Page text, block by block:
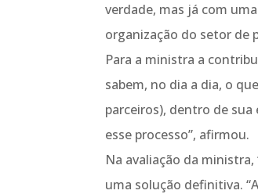
verdade, mas já com
organização do setor de
Para a ministra a
sabem, no dia a dia, o
parceiros), dentro de
esse processo”, afirmou.
Na avaliação da
uma solução definitiva.